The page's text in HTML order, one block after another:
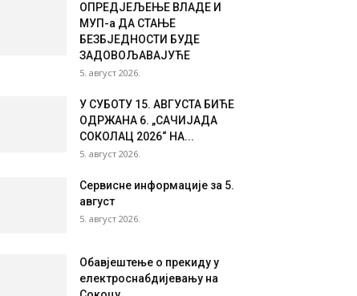
ОПРЕД‌ЈЕЉЕЊЕ ВЛАДЕ И
МУП-а ДА СТАЊЕ
БЕЗБЈЕДНОСТИ БУДЕ
ЗАДОВОЉАВАЈУЋЕ
5. август 2026.
У СУБОТУ 15. АВГУСТА БИЋЕ
ОДРЖАНА 6. „САЧИЈАДА
СОКОЛАЦ 2026“ НА...
5. август 2026.
Сервисне информације за 5.
август
5. август 2026.
Обавјештење о прекиду у
електроснабдијевању на